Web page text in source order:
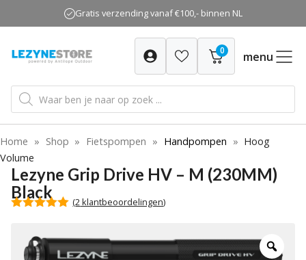
naar
inhoud
Gratis verzending vanaf €100,- binnen NL
0 menu
Producten
zoeken
Home » Shop » Fietspompen » Handpompen » Hoog
Volume
Lezyne Grip Drive HV – M (230MM)
Black
(2klantbeoordelingen)